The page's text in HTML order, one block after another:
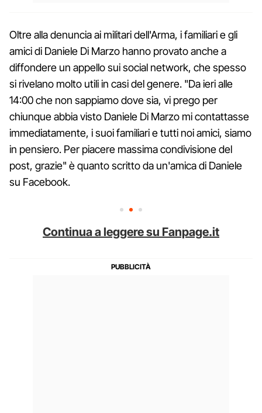
Oltre alla denuncia ai militari dell'Arma, i familiari e gli
amici di Daniele Di Marzo hanno provato anche a
diffondere un appello sui social network, che spesso
si rivelano molto utili in casi del genere. "Da ieri alle
14:00 che non sappiamo dove sia, vi prego per
chiunque abbia visto Daniele Di Marzo mi contattasse
immediatamente, i suoi familiari e tutti noi amici, siamo
in pensiero. Per piacere massima condivisione del
post, grazie" è quanto scritto da un'amica di Daniele
su Facebook.
Continua a leggere su Fanpage.it